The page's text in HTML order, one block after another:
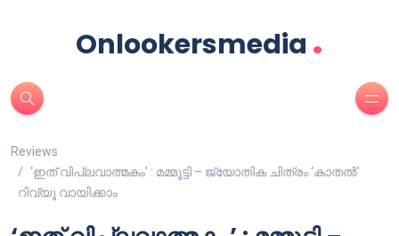
Onlookersmedia .
Reviews
‘ഇത് വിപ്ലവാത്മകം’ : മമ്മൂട്ടി – ജ്യോതിക ചിത്രം ‘കാതൽ’
റിവ്യൂ വായിക്കാം